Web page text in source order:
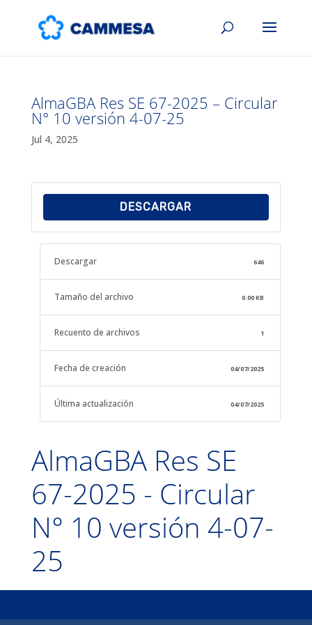
AlmaGBA Res SE 67-2025 – Circular
N° 10 versión 4-07-25
Jul 4, 2025
DESCARGAR
Descargar 646
Tamaño del archivo 0.00 KB
Recuento de archivos 1
Fecha de creación 04/07/2025
Última actualización 04/07/2025
AlmaGBA Res SE
67-2025 - Circular
N° 10 versión 4-07-
25